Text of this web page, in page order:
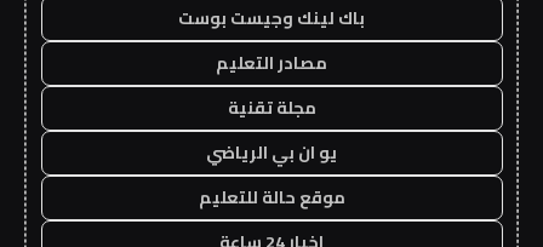
باك لينك وجيست بوست
مصادر التعليم
مجلة تقنية
يو ان بي الرياضي
موقع حالة للتعليم